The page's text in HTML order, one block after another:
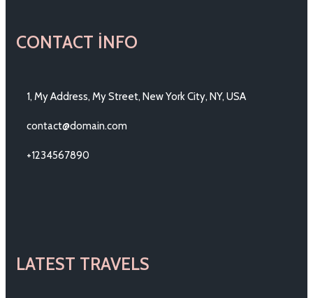
CONTACT INFO
1, My Address, My Street, New York City, NY, USA
contact@domain.com
+1234567890
LATEST TRAVELS